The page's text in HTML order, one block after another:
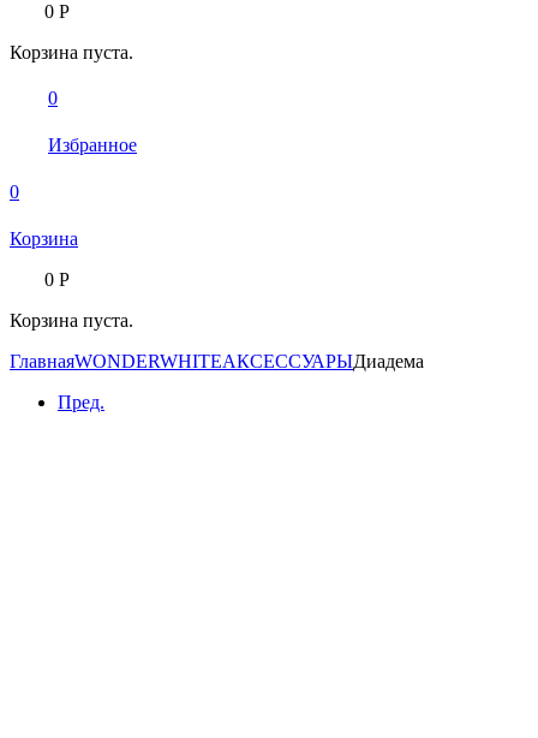
0Р
Корзина пуста.
0
Избранное
0
Корзина
0Р
Корзина пуста.
ГлавнаяWONDERWHITEАКСЕССУАРЫДиадема
Пред.